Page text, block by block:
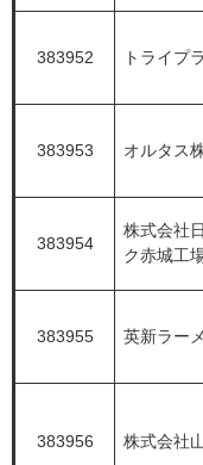
383952 トライプ
383953 オルタス
383954
株式会社
ク赤城工
383955 英新ラー
383956 株式会社